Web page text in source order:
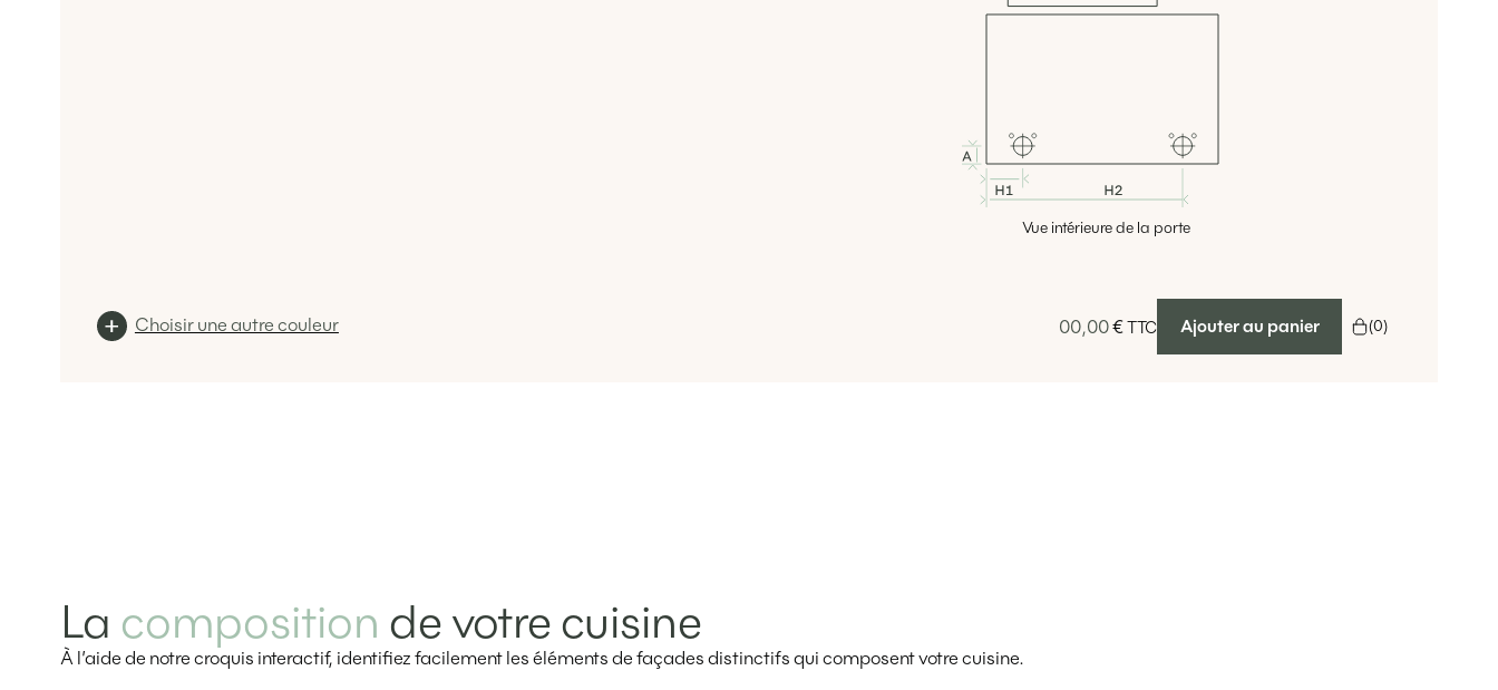
Vue intérieure de la porte
Choisir une autre couleur 00,00€TTC Ajouter au panier (0)
La composition de votre cuisine
À l’aide de notre croquis interactif, identifiez facilement les éléments de façades distinctifs qui composent votre cuisine.